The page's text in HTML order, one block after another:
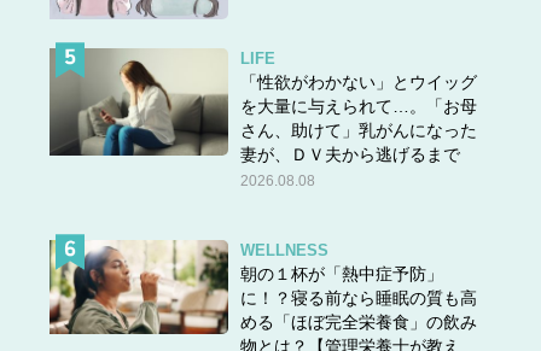
LIFE
「性欲がわかない」とウイッグ
を大量に与えられて…。「お母
さん、助けて」乳がんになった
妻が、ＤＶ夫から逃げるまで
2026.08.08
WELLNESS
朝の１杯が「熱中症予防」
に！？寝る前なら睡眠の質も高
める「ほぼ完全栄養食」の飲み
物とは？【管理栄養士が教え